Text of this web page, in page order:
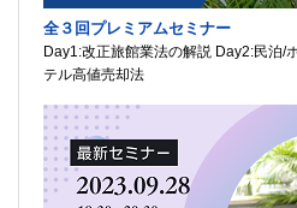
全３回プレミアムセミナー
Day1:改正旅館業法の解説 Day2:民泊/
テル高値売却法